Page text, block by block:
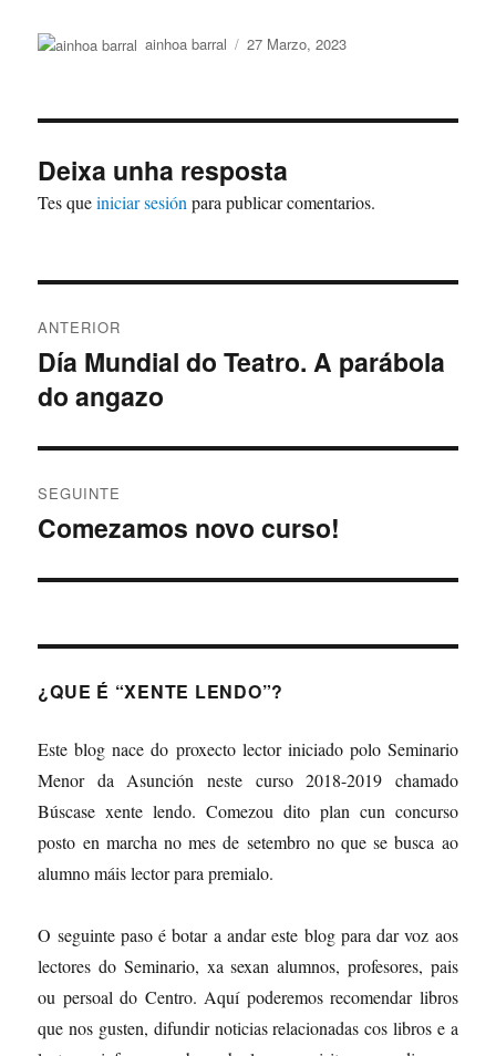
Autor
ainhoa barral
Publicado
27 Marzo, 2023
Deixa unha resposta
Tes queiniciar sesión para publicar comentarios.
de
entradas
ANTERIOR
Artigo
anterior:
Día Mundial do Teatro. A parábola
do angazo
SEGUINTE
Artigo
Comezamos novo curso!
¿QUE É “XENTE LENDO”?
Este blog nace do proxecto lector iniciado polo Seminario
Menor da Asunción neste curso 2018-2019 chamado
Búscase xente lendo. Comezou dito plan cun concurso
posto en marcha no mes de setembro no que se busca ao
alumno máis lector para premialo.
O seguinte paso é botar a andar este blog para dar voz aos
lectores do Seminario, xa sexan alumnos, profesores, pais
ou persoal do Centro. Aquí poderemos recomendar libros
que nos gusten, difundir noticias relacionadas cos libros e a